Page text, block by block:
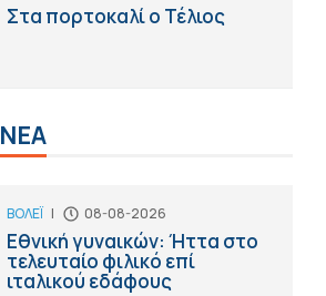
Στα πορτοκαλί ο Τέλιος
ΒΟΛΕΪ | 08-08-2026
Εθνική γυναικών: Ήττα στο
τελευταίο φιλικό επί
ιταλικού εδάφους